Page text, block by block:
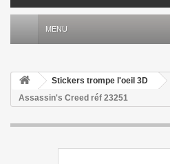
MENU
Stickers trompe l'oeil 3D
Assassin's Creed réf 23251